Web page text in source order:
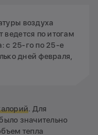
воздуха
по итогам
с 25-го по 25-е
дней февраля,
. Для
значительно
тепла